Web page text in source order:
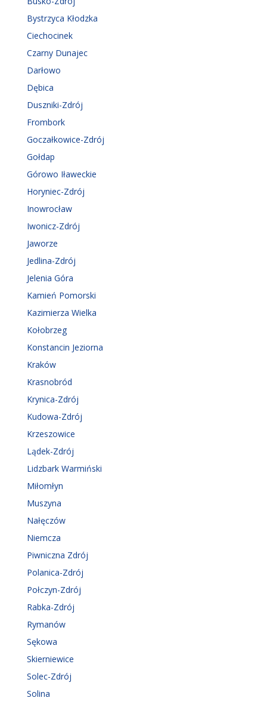
Bystrzyca Kłodzka
Ciechocinek
Czarny Dunajec
Darłowo
Dębica
Duszniki-Zdrój
Frombork
Goczałkowice-Zdrój
Gołdap
Górowo Iławeckie
Horyniec-Zdrój
Inowrocław
Iwonicz-Zdrój
Jaworze
Jedlina-Zdrój
Jelenia Góra
Kamień Pomorski
Kazimierza Wielka
Kołobrzeg
Konstancin Jeziorna
Kraków
Krasnobród
Krynica-Zdrój
Kudowa-Zdrój
Krzeszowice
Lądek-Zdrój
Lidzbark Warmiński
Miłomłyn
Muszyna
Nałęczów
Niemcza
Piwniczna Zdrój
Polanica-Zdrój
Połczyn-Zdrój
Rabka-Zdrój
Rymanów
Sękowa
Skierniewice
Solec-Zdrój
Solina